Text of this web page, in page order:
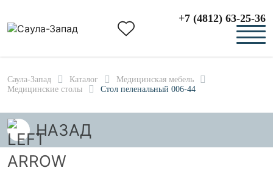
+7 (4812) 63-25-36
Саула-Запад Каталог
Медицинская мебель
Медицинские столы
Стол пеленальный 006-44
НАЗАД